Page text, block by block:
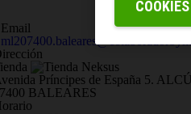
Email
Príncipes de España 5.
BALEARES